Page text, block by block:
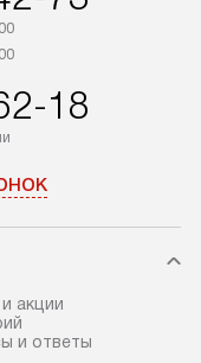
18
акции
и ответы